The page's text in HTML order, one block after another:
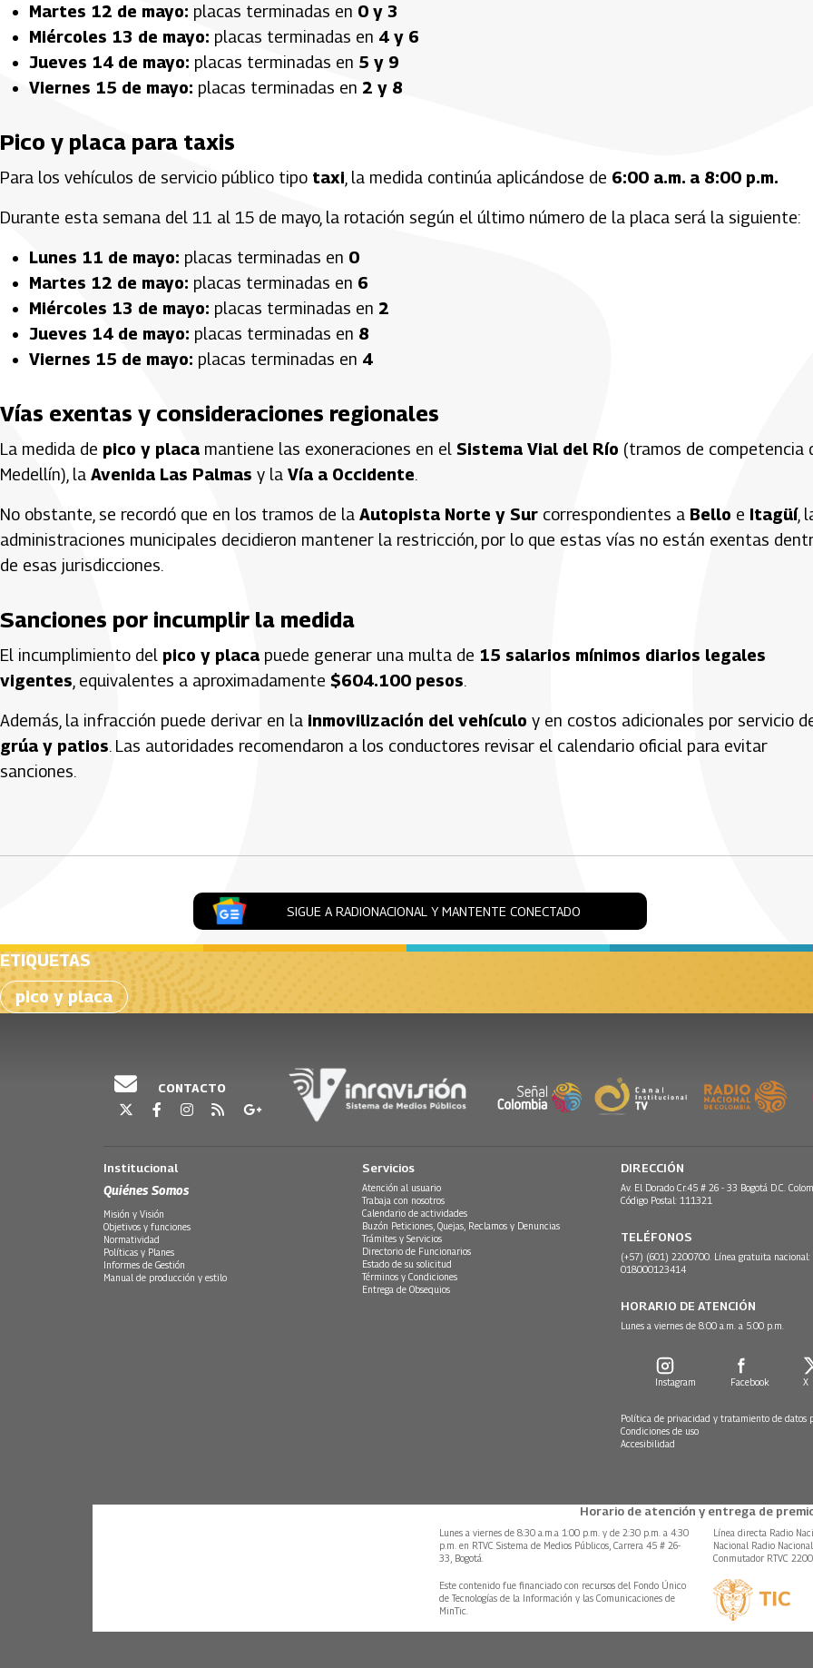
Martes 12 de mayo: placas terminadas en 0 y 3
Miércoles 13 de mayo: placas terminadas en 4 y 6
Jueves 14 de mayo: placas terminadas en 5 y 9
Viernes 15 de mayo: placas terminadas en 2 y 8
Pico y placa para taxis
Para los vehículos de servicio público tipo taxi , la medida continúa aplicándose de 6:00 a.m. a 8:00 p.m.
Durante esta semana del 11 al 15 de mayo, la rotación según el último número de la placa será la siguiente:
Lunes 11 de mayo: placas terminadas en 0
Martes 12 de mayo: placas terminadas en 6
Miércoles 13 de mayo: placas terminadas en 2
Jueves 14 de mayo: placas terminadas en 8
Viernes 15 de mayo: placas terminadas en 4
Vías exentas y consideraciones regionales
La medida de pico y placa mantiene las exoneraciones en el Sistema Vial del Río (tramos de competencia
Medellín), la Avenida Las Palmas y la Vía a Occidente.
No obstante, se recordó que en los tramos de la Autopista Norte y Sur correspondientes a Bello e Itagüí,
administraciones municipales decidieron mantener la restricción, por lo que estas vías no están exentas
de esas jurisdicciones.
Sanciones por incumplir la medida
El incumplimiento del pico y placa puede generar una multa de 15 salarios mínimos diarios legales
vigentes , equivalentes a aproximadamente $604.100 pesos.
Además, la infracción puede derivar en la inmovilización del vehículo y en costos adicionales por servicio
grúa y patios. Las autoridades recomendaron a los conductores revisar el calendario oficial para evitar
sanciones.
SIGUE A RADIONACIONAL Y MANTENTE CONECTADO
ETIQUETAS
pico y placa
CONTACTO
Institucional
Quiénes Somos
Misión y Visión
Objetivos y funciones
Normatividad
Políticas y Planes
Informes de Gestión
Manual de producción y estilo
Servicios
Atención al usuario
Trabaja con nosotros
Calendario de actividades
Buzón Peticiones, Quejas, Reclamos y Denuncias
Trámites y Servicios
Directorio de Funcionarios
Estado de su solicitud
Términos y Condiciones
Entrega de Obsequios
DIRECCIÓN
Av. El Dorado Cr.45 # 26 - 33 Bogotá D.C.
Código Postal: 111321
TELÉFONOS
(+57) (601) 2200700. Línea gratuita nacional:
018000123414
HORARIO DE ATENCIÓN
Lunes a viernes de 8:00 a.m. a 5:00 p.m.
Instagram Facebook X
Política de privacidad y tratamiento de datos
Condiciones de uso
Accesibilidad
Horario de atención y entrega de
Lunes a viernes de 8:30 a.m.a 1:00 p.m. y de 2:30 p.m. a 4:30
p.m. en RTVC Sistema de Medios Públicos, Carrera 45 # 26-
33, Bogotá.
Línea directa Radio
Nacional Radio
Conmutador RTVC
Este contenido fue financiado con recursos del Fondo Único
de Tecnologías de la Información y las Comunicaciones de
MinTic.